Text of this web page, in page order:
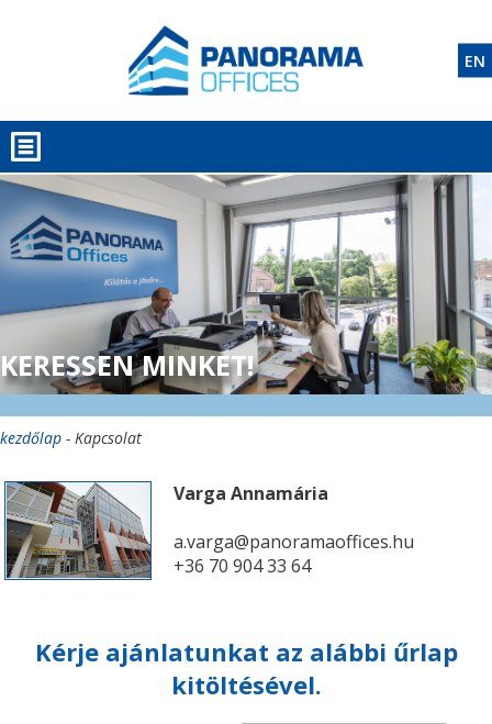
EN
KERESSEN MINKET!
kezdőlap - Kapcsolat
Varga Annamária
a.varga@panoramaoffices.hu
+36 70 904 33 64
Kérje ajánlatunkat az alábbi űrlap
kitöltésével.